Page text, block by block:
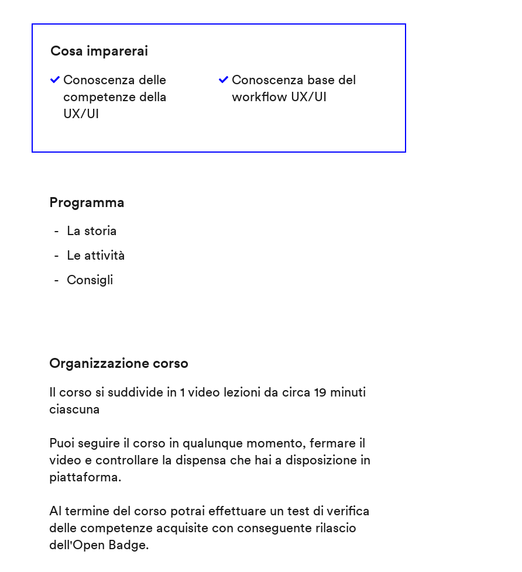
Cosa imparerai
Conoscenza delle
competenze della
UX/UI
Conoscenza base del
workflow UX/UI
Programma
La storia
Le attività
Consigli
Organizzazione corso
Il corso si suddivide in 1 video lezioni da circa 19 minuti
ciascuna
Puoi seguire il corso in qualunque momento, fermare il
video e controllare la dispensa che hai a disposizione in
piattaforma.
Al termine del corso potrai effettuare un test di verifica
delle competenze acquisite con conseguente rilascio
dell'Open Badge.